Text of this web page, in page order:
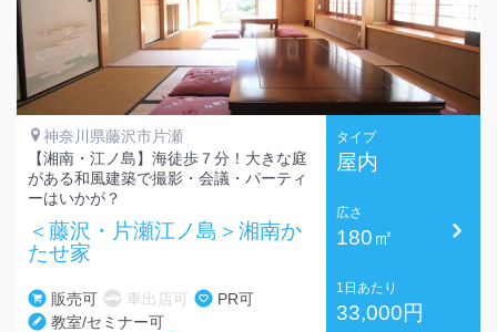
神奈川県藤沢市片瀬
【湘南・江ノ島】海徒歩７分！大きな庭
がある和風建築で撮影・会議・パーティ
ーはいかが？
＜藤沢・片瀬江ノ島＞湘南か
たせ家
販売可 車出店可
PR可
教室/セミナー可
タイプ
屋内
広さ
180㎡
1日あたり
33,000円